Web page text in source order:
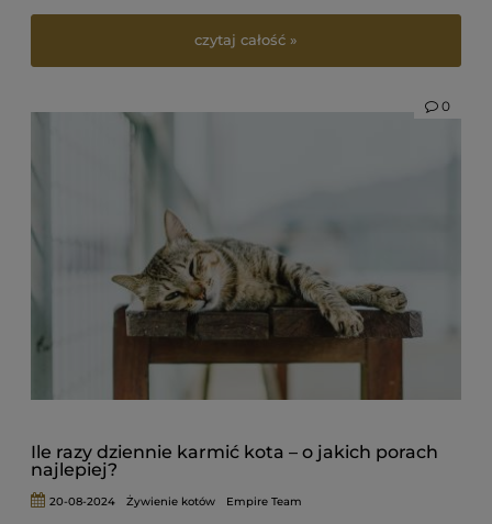
czytaj całość »
Ile razy dziennie karmić kota – o jakich porach
najlepiej?
0
20-08-2024 Żywienie kotów Empire Team